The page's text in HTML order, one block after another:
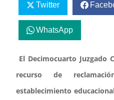
Twitter
WhatsApp
El Decimocuarto Juzgado
recurso de
establecimiento